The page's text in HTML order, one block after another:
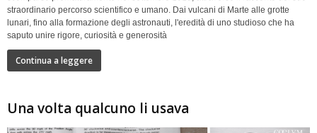
straordinario percorso scientifico e umano. Dai vulcani di Marte alle grotte
lunari, fino alla formazione degli astronauti, l'eredità di uno studioso che ha
saputo unire rigore, curiosità e generosità
Continua a leggere
Una volta qualcuno li usava